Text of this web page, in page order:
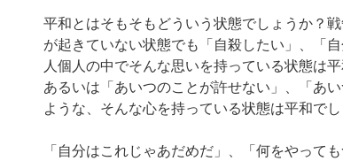
平和とはそもそもどういう状態でしょうか？
が起きていない状態でも「自殺したい」、「
人個人の中でそんな思いを持っている状態は
あるいは「あいつのことが許せない」、「あ
ような、そんな心を持っている状態は平和でし
「自分はこれじゃあだめだ」、「何をやって